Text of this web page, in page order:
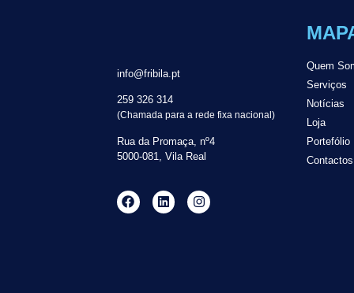
info@fribila.pt
259 326 314
(Chamada para a rede fixa nacional)
Rua da Promaça, nº4
5000-081, Vila Real
Quem
Serviços
Notícias
Loja
Portefólio
Contactos